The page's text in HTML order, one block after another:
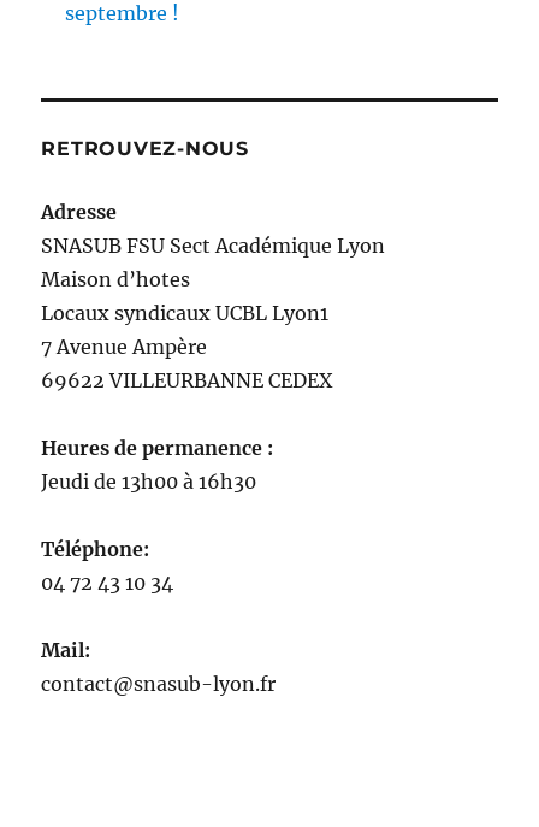
septembre !
RETROUVEZ-NOUS
Adresse
SNASUB FSU Sect Académique Lyon
Maison d’hotes
Locaux syndicaux UCBL Lyon1
7 Avenue Ampère
69622 VILLEURBANNE CEDEX
Heures de permanence :
Jeudi de 13h00 à 16h30
Téléphone:
04 72 43 10 34
Mail:
contact@snasub-lyon.fr